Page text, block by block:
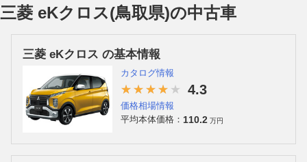
三菱 eKクロス(鳥取県)の中古車
三菱 eKクロス の基本情報
カタログ情報
4.3
価格相場情報
平均本体価格： 110.2 万円